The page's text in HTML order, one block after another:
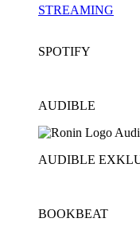
STREAMING
SPOTIFY
AUDIBLE
AUDIBLE
BOOKBEAT